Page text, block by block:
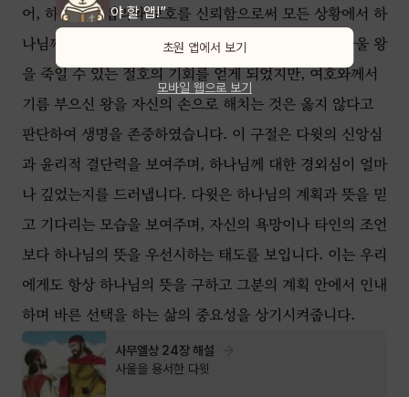
야 할 앱!”
초원 앱에서 보기
모바일 웹으로 보기
어, 하나님의 섭리와 보호를 신뢰함으로써 모든 상황에서 하
나님께 맡기는 신앙심을 강조하고 있습니다. 다윗은 사울 왕
을 죽일 수 있는 절호의 기회를 얻게 되었지만, 여호와께서
기름 부으신 왕을 자신의 손으로 해치는 것은 옳지 않다고
판단하여 생명을 존중하였습니다. 이 구절은 다윗의 신앙심
과 윤리적 결단력을 보여주며, 하나님께 대한 경외심이 얼마
나 깊었는지를 드러냅니다. 다윗은 하나님의 계획과 뜻을 믿
고 기다리는 모습을 보여주며, 자신의 욕망이나 타인의 조언
보다 하나님의 뜻을 우선시하는 태도를 보입니다. 이는 우리
에게도 항상 하나님의 뜻을 구하고 그분의 계획 안에서 인내
하며 바른 선택을 하는 삶의 중요성을 상기시켜줍니다.
사무엘상 24장 해설
사울을 용서한 다윗